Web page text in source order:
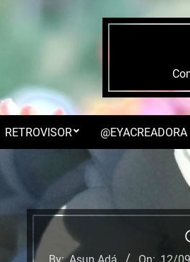
RETROVISOR @EYACREADORA